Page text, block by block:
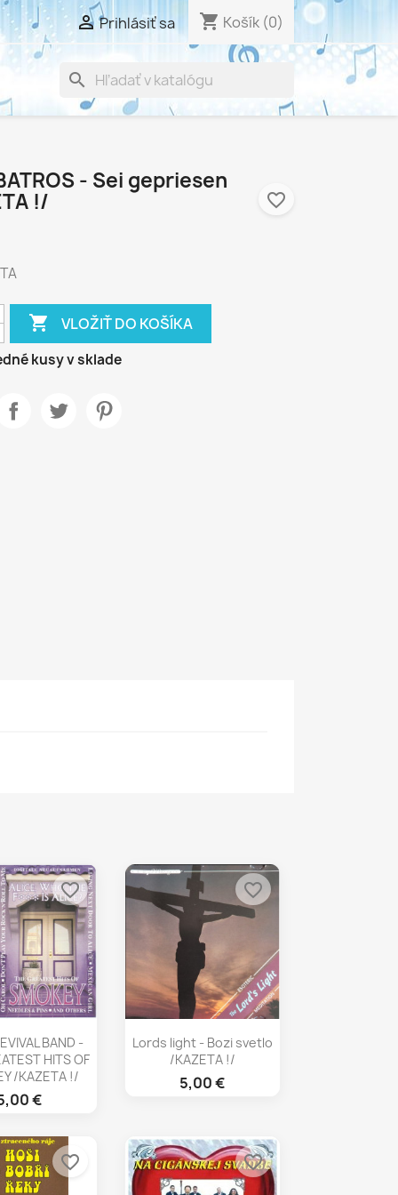
 Prihlásiť sa shopping_cart Košík (0)
search
- Sei gepriesen
!/
 VLOŽIŤ DO KOŠÍKA
favorite_border
kusy v sklade
náhľad
BAND -
HITS OF
/KAZETA !/
€
favorite_border
Rýchly náhľad
Lords light - Bozi svetlo
/KAZETA !/
5,00 €
favorite_border
favorite_border favorite_border